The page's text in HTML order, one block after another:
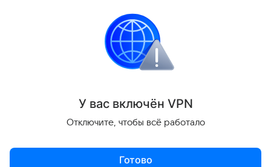
стороной губки и содой. Теперь плита выглядит
опрятно даже после самых «бурных» блюд.
У вас включён VPN
Отключите, чтобы всё работало
Готово